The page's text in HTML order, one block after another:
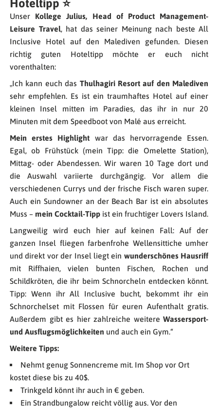
Hoteltipp ⭐
Unser Kollege Julius, Head of Product Management-
Leisure Travel, hat das seiner Meinung nach beste All
Inclusive Hotel auf den Malediven gefunden. Diesen
richtig guten Hoteltipp möchte er euch nicht
vorenthalten:
„Ich kann euch das Thulhagiri Resort auf den Malediven
sehr empfehlen. Es ist ein traumhaftes Hotel auf einer
kleinen Insel mitten im Paradies, das ihr in nur 20
Minuten mit dem Speedboot von Malé aus erreicht.
Mein erstes Highlight war das hervorragende Essen.
Egal, ob Frühstück (mein Tipp: die Omelette Station),
Mittag- oder Abendessen. Wir waren 10 Tage dort und
die Auswahl variierte durchgängig. Vor allem die
verschiedenen Currys und der frische Fisch waren super.
Auch ein Sundowner an der Beach Bar ist ein absolutes
Muss – mein Cocktail-Tipp ist ein fruchtiger Lovers Island.
Langweilig wird euch hier auf keinen Fall: Auf der
ganzen Insel fliegen farbenfrohe Wellensittiche umher
und direkt vor der Insel liegt ein wunderschönes Hausriff
mit Riffhaien, vielen bunten Fischen, Rochen und
Schildkröten, die ihr beim Schnorcheln entdecken könnt.
Tipp: Wenn ihr All Inclusive bucht, bekommt ihr ein
Schnorchelset mit Flossen für euren Aufenthalt gratis.
Außerdem gibt es hier zahlreiche weitere Wassersport-
und Ausflugsmöglichkeiten und auch ein Gym.“
Weitere Tipps:
Nehmt genug Sonnencreme mit. Im Shop vor Ort
kostet diese bis zu 40$.
Trinkgeld könnt ihr auch in € geben.
Ein Strandbungalow reicht völlig aus. Vor den